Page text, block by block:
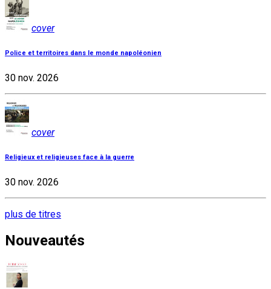
cover
Police et territoires dans le monde napoléonien
30 nov. 2026
cover
Religieux et religieuses face à la guerre
30 nov. 2026
plus de titres
Nouveautés